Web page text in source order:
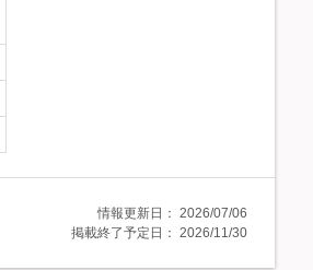
情報更新日： 2026/07/06
掲載終了予定日： 2026/11/30